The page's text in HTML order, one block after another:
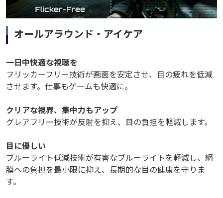
オールアラウンド・アイケア
一日中快適な視聴を
フリッカーフリー技術が画面を安定させ、目の疲れを低減
させます。仕事もゲームも快適に。
クリアな視界、集中力もアップ
グレアフリー技術が反射を抑え、目の負担を軽減します。
目に優しい
ブルーライト低減技術が有害なブルーライトを軽減し、網
膜への負担を最小限に抑え、長期的な目の健康を守りま
す。